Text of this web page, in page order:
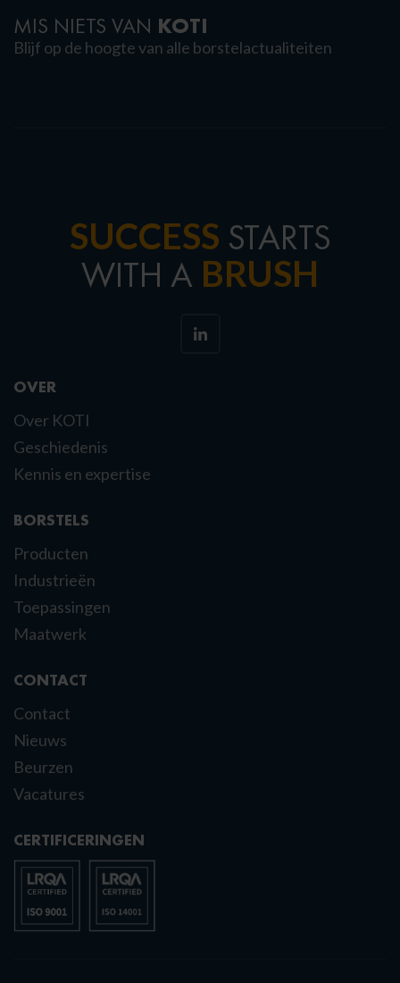
MIS NIETS VAN KOTI
Blijf op de hoogte van alle borstelactualiteiten
SUCCESS STARTS
WITH A BRUSH
OVER
Over KOTI
Geschiedenis
Kennis en expertise
BORSTELS
Producten
Industrieën
Toepassingen
Maatwerk
CONTACT
Contact
Nieuws
Beurzen
Vacatures
CERTIFICERINGEN